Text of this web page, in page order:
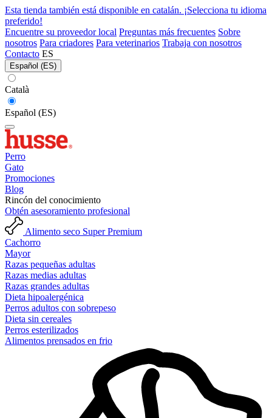
Esta tienda también está disponible en catalán. ¡Selecciona tu idioma
preferido!
Encuentre su proveedor local Preguntas más frecuentes Sobre
nosotros Para criadores Para veterinarios Trabaja con nosotros
Contacto ES
Español (ES)
Català
Español (ES)
Perro
Gato
Promociones
Blog
Rincón del conocimiento
Obtén asesoramiento profesional
Alimento seco Super Premium
Cachorro
Mayor
Razas pequeñas adultas
Razas medias adultas
Razas grandes adultas
Dieta hipoalergénica
Perros adultos con sobrepeso
Dieta sin cereales
Perros esterilizados
Alimentos prensados en frio